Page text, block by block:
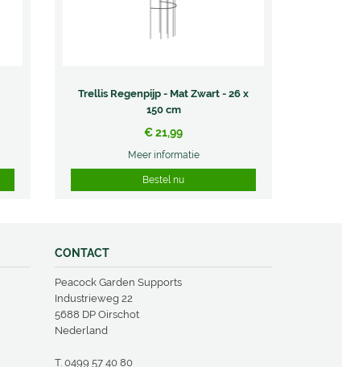
Trellis Regenpijp - Mat Zwart - 26 x
150 cm
€21,99
Meer informatie
Bestel nu
CONTACT
Peacock Garden Supports
Industrieweg 22
5688 DP Oirschot
Nederland
T. 0499 57 40 80